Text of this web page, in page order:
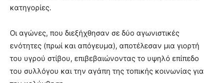
κατηγορίες.
Οι αγώνες, που διεξήχθησαν σε δύο αγωνιστικές
ενότητες (πρωί και απόγευμα), αποτέλεσαν μια γιορτή
του υγρού στίβου, επιβεβαιώνοντας το υψηλό επίπεδο
του συλλόγου και την αγάπη της τοπικής κοινωνίας για